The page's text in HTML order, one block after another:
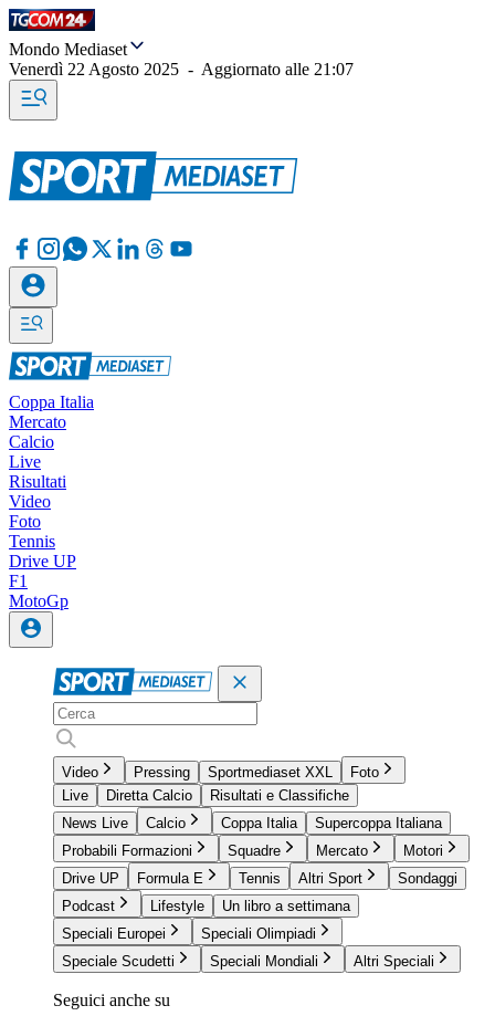
Mondo Mediaset
Venerdì 22 Agosto 2025 - Aggiornato alle 21:07
Coppa Italia
Mercato
Calcio
Live
Risultati
Video
Foto
Tennis
Drive UP
F1
MotoGp
Video Pressing Sportmediaset XXL
Foto
Live
Diretta Calcio
Risultati e Classifiche
News Live
Calcio Coppa Italia
Supercoppa Italiana
Probabili Formazioni
Squadre Mercato
Motori
Drive UP
Formula E Tennis Altri Sport
Sondaggi
Podcast
Lifestyle
Un libro a settimana
Speciali Europei
Speciali Olimpiadi
Speciale Scudetti
Speciali Mondiali Altri Speciali
Seguici anche su